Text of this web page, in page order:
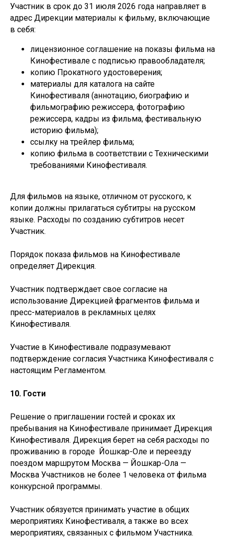
Участник в срок до 31 июля 2026 года направляет в
адрес Дирекции материалы к фильму, включающие
в себя:
лицензионное соглашение на показы фильма на
Кинофестивале с подписью правообладателя;
копию Прокатного удостоверения;
материалы для каталога на сайте
Кинофестиваля (аннотацию, биографию и
фильмографию режиссера, фотографию
режиссера, кадры из фильма, фестивальную
историю фильма);
ссылку на трейлер фильма;
копию фильма в соответствии с Техническими
требованиями Кинофестиваля.
Для фильмов на языке, отличном от русского, к
копии должны прилагаться субтитры на русском
языке. Расходы по созданию субтитров несет
Участник.
Порядок показа фильмов на Кинофестивале
определяет Дирекция.
Участник подтверждает свое согласие на
использование Дирекцией фрагментов фильма и
пресс-материалов в рекламных целях
Кинофестиваля.
Участие в Кинофестивале подразумевают
подтверждение согласия Участника Кинофестиваля с
настоящим Регламентом.
10. Гости
Решение о приглашении гостей и сроках их
пребывания на Кинофестивале принимает Дирекция
Кинофестиваля. Дирекция берет на себя расходы по
проживанию в городе Йошкар-Оле и переезду
поездом маршрутом Москва — Йошкар-Ола —
Москва Участников не более 1 человека от фильма
конкурсной программы.
Участник обязуется принимать участие в общих
мероприятиях Кинофестиваля, а также во всех
мероприятиях, связанных с фильмом Участника.